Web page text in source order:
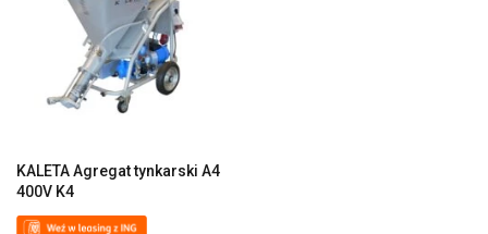
KALETA Agregat tynkarski A4
400V K4